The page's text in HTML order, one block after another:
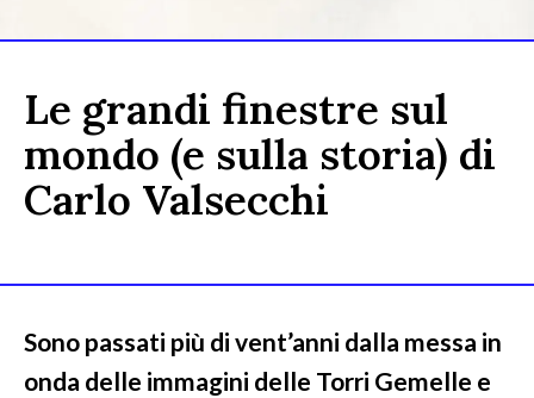
Le grandi finestre sul
mondo (e sulla storia) di
Carlo Valsecchi
Sono passati più di vent’anni dalla messa in
onda delle immagini delle Torri Gemelle e